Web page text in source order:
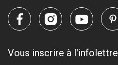
Vous inscrire à l'infolettre